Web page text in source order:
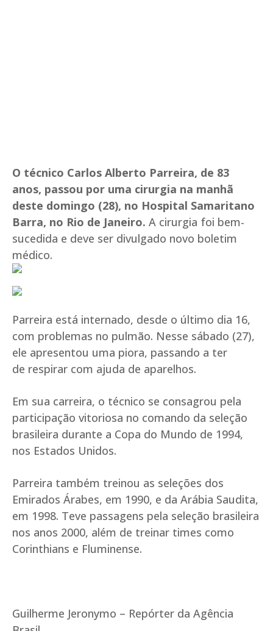
O técnico Carlos Alberto Parreira, de 83
anos, passou por uma cirurgia na manhã
deste domingo (28), no Hospital Samaritano
Barra, no Rio de Janeiro. A cirurgia foi bem-
sucedida e deve ser divulgado novo boletim
médico.
Parreira está internado, desde o último dia 16,
com problemas no pulmão. Nesse sábado (27),
ele apresentou uma piora, passando a ter
de respirar com ajuda de aparelhos.
Em sua carreira, o técnico se consagrou pela
participação vitoriosa no comando da seleção
brasileira durante a Copa do Mundo de 1994,
nos Estados Unidos.
Parreira também treinou as seleções dos
Emirados Árabes, em 1990, e da Arábia Saudita,
em 1998. Teve passagens pela seleção brasileira
nos anos 2000, além de treinar times como
Corinthians e Fluminense.
Guilherme Jeronymo – Repórter da Agência